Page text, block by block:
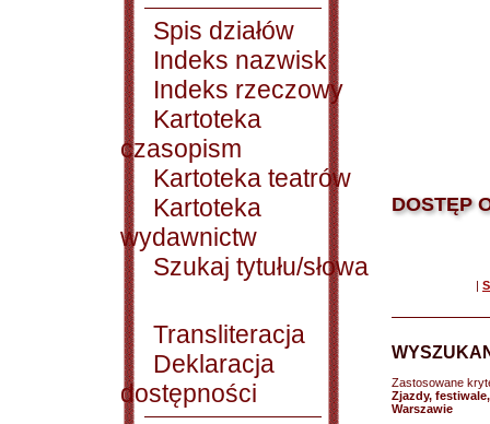
Spis działów
Indeks nazwisk
Indeks rzeczowy
Kartoteka
czasopism
Kartoteka teatrów
Kartoteka
wydawnictw
Szukaj tytułu/słowa
Transliteracja
Deklaracja
dostępności
DOSTĘP
|
Zastosowane
Zjazdy,
Warszawie